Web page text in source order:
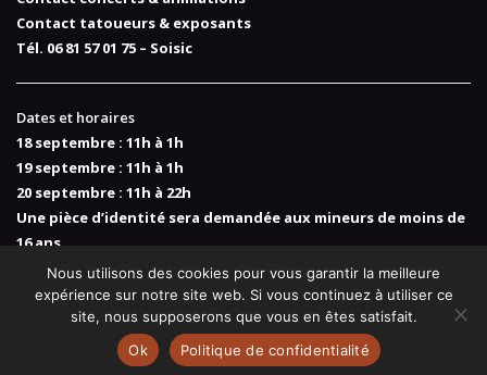
Contact tatoueurs & exposants
Tél. 06 81 57 01 75 – Soisic
Dates et horaires
18 septembre : 11h à 1h
19 septembre : 11h à 1h
20 septembre : 11h à 22h
Une pièce d’identité sera demandée aux mineurs de moins de
16 ans
Quimper Tattoo Show ©2017-2026. Tous droits réservés.
Réalisation :Offpix Communication
Nous utilisons des cookies pour vous garantir la meilleure
expérience sur notre site web. Si vous continuez à utiliser ce
site, nous supposerons que vous en êtes satisfait.
Ok
Politique de confidentialité